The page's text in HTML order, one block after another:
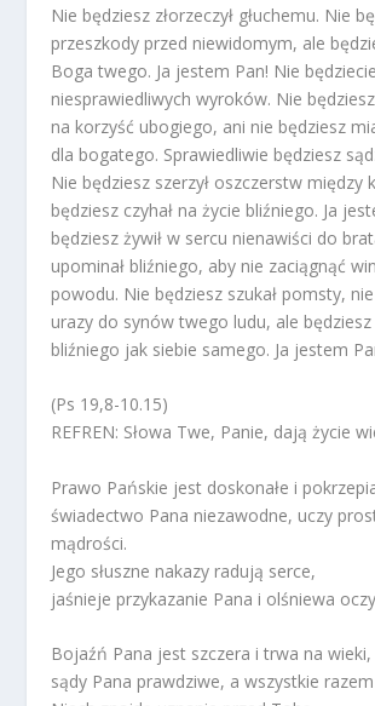
Nie będziesz złorzeczył głuchemu. Nie
przeszkody przed niewidomym, ale
Boga twego. Ja jestem Pan! Nie
niesprawiedliwych wyroków. Nie
na korzyść ubogiego, ani nie będziesz
dla bogatego. Sprawiedliwie będziesz
Nie będziesz szerzył oszczerstw między
będziesz czyhał na życie bliźniego. Ja
będziesz żywił w sercu nienawiści do
upominał bliźniego, aby nie zaciągnąć
powodu. Nie będziesz szukał pomsty,
urazy do synów twego ludu, ale będziesz
bliźniego jak siebie samego. Ja jestem
(Ps 19,8-10.15)
REFREN: Słowa Twe, Panie, dają życie
Prawo Pańskie jest doskonałe i
świadectwo Pana niezawodne, uczy
mądrości.
Jego słuszne nakazy radują serce,
jaśnieje przykazanie Pana i olśniewa
Bojaźń Pana jest szczera i trwa na wieki,
sądy Pana prawdziwe, a wszystkie razem